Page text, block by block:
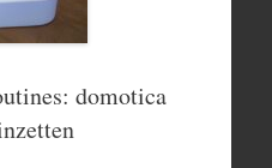
domotica